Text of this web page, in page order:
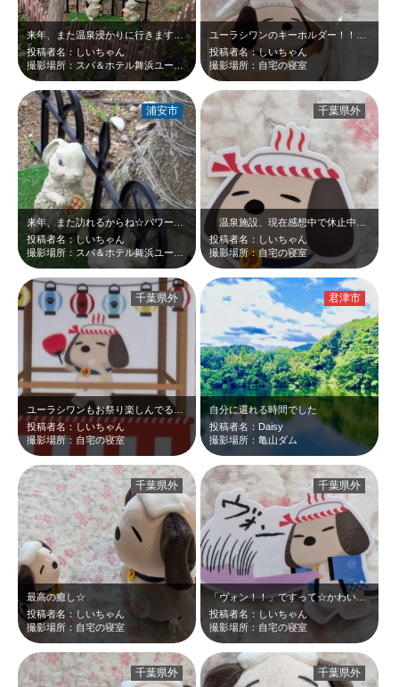
来年、また温泉浸かりに行きます！！うさちゃんたち、お庭にまだいるといいな☆
投稿者名：しいちゃん
撮影場所：スパ＆ホテル舞浜ユーラシア
投稿者名：しいちゃん
撮影場所：自宅の寝室
投稿者名：しいちゃん
浦安市
投稿者名：しいちゃん
撮影場所：自宅の寝室
千葉県外
ユーラシワンもお祭り楽しんでるね(^^♪
投稿者名：しいちゃん
撮影場所：自宅の寝室
千葉県外
自分に還れる時間でした
投稿者名：Daisy
撮影場所：亀山ダム
君津市
最高の癒し☆
投稿者名：しいちゃん
撮影場所：自宅の寝室
千葉県外
「ヴォン！！」ですって☆かわいい☆
投稿者名：しいちゃん
撮影場所：自宅の寝室
千葉県外
千葉県外 千葉県外